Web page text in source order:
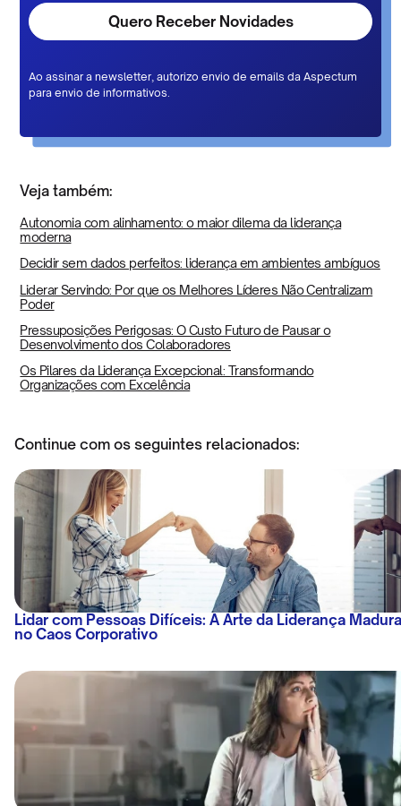
Ao assinar a newsletter, autorizo envio de emails da Aspectum
para envio de informativos.
Veja também:
Autonomia com alinhamento: o maior dilema da liderança
moderna
Decidir sem dados perfeitos: liderança em ambientes ambíguos
Liderar Servindo: Por que os Melhores Líderes Não Centralizam
Poder
Pressuposições Perigosas: O Custo Futuro de Pausar o
Desenvolvimento dos Colaboradores
Os Pilares da Liderança Excepcional: Transformando
Organizações com Excelência
Continue com os seguintes relacionados:
Lidar com Pessoas Difíceis: A Arte da Liderança Madura
no Caos Corporativo